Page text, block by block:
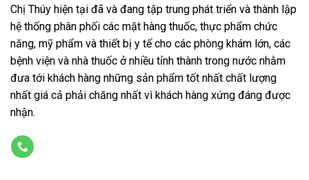
Chị Thúy hiện tại đã và đang tập trung phát triển và thành lập
hệ thống phân phối các mặt hàng thuốc, thực phẩm chức
năng, mỹ phẩm và thiết bị y tế cho các phòng khám lớn, các
bệnh viện và nhà thuốc ở nhiều tỉnh thành trong nước nhằm
đưa tới khách hàng những sản phẩm tốt nhất chất lượng
nhất giá cả phải chăng nhất vì khách hàng xứng đáng được
nhận.